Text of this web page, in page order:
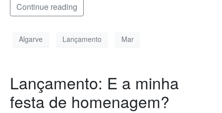
Continue reading
Algarve Lançamento Mar
Lançamento: E a minha
festa de homenagem?